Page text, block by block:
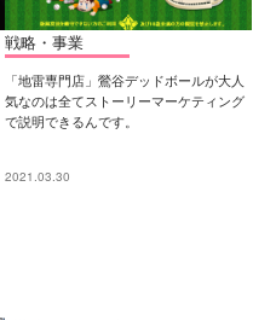
戦略・事業
「地雷専門店」鶯谷デッドボールが大人
気なのは全てストーリーマーケティング
で説明できるんです。
2021.03.30